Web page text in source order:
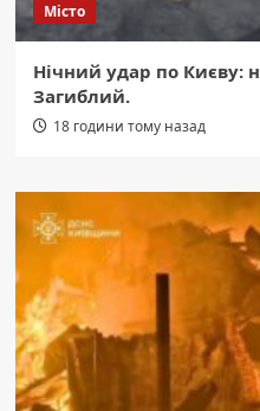
Місто
Нічний удар по Києву:
Загиблий.
18 години тому назад